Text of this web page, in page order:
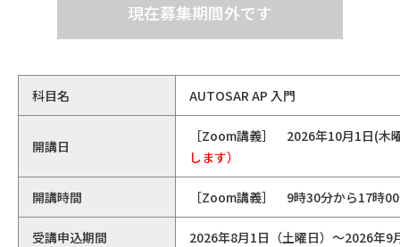
現在募集期間外です
科目名 AUTOSAR AP 入門
開講日
［Zoom講義］ 2026年10月1日(
します）
開講時間 ［Zoom講義］ 9時30分から17時
受講申込期間 2026年8月1日（土曜日）～2026年9